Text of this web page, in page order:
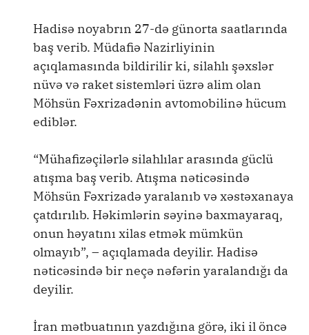
Hadisə noyabrın 27-də günorta saatlarında
baş verib. Müdafiə Nazirliyinin
açıqlamasında bildirilir ki, silahlı şəxslər
nüvə və raket sistemləri üzrə alim olan
Möhsün Fəxrizadənin avtomobilinə hücum
ediblər.
“Mühafizəçilərlə silahlılar arasında güclü
atışma baş verib. Atışma nəticəsində
Möhsün Fəxrizadə yaralanıb və xəstəxanaya
çatdırılıb. Həkimlərin səyinə baxmayaraq,
onun həyatını xilas etmək mümkün
olmayıb”, – açıqlamada deyilir. Hadisə
nəticəsində bir neçə nəfərin yaralandığı da
deyilir.
İran mətbuatının yazdığına görə, iki il öncə